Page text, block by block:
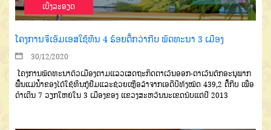
ເບີ່ງລະອຽດ
ໂຄງການຈີເອັມເອສໃຊ້ທຶນ 4 ຮ້ອຍຕື້ກວ່າກີບ ພັດທະນາ 3 ເມືອງ
30/12/2020
ໂຄງການພັດທະນາຕົວເມືອງຕາມແລວເສດຖະກິດຕາເວັນອອກ-ຕາເວັນຕົກອະນຸພາກ
ພື້ນແມ່ນໍ້າຂອງໄດ້ໃຊ້ທຶນກູ້ຢືມແລະຊ່ວຍເຫຼືອລ້າຈາກເອດີບີທັງໝົດ 439,2 ຕື້ກີບ ເພື່ອ
ດຳເດີນ 7 ວຽກໃຫຍ່ໃນ 3 ເມືອງຂອງ ແຂວງສະຫວັນນະເຂດນັບແຕ່ປີ 2013